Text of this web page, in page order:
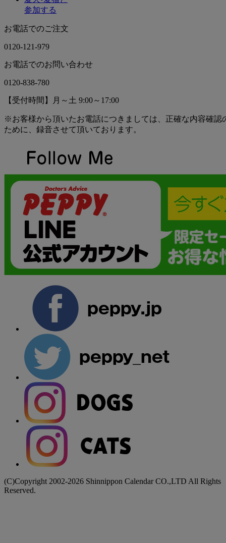
参加する
お電話でのご注文
0120-121-979
お電話でのお問い合わせ
0120-838-780
【受付時間】月～土 9:00～17:00
※お客様から頂いたお電話につきましては、正確な内容確認
ために、録音させて頂いております。
(C)Copyright 2002-2026 Shinnippon Calendar CO.,LTD All Rights
Reserved.